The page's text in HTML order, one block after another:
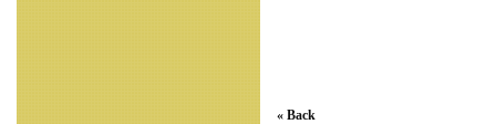
« Back